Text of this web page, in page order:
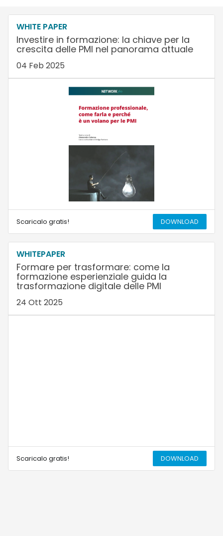
WHITE PAPER
Investire in formazione: la chiave per la
crescita delle PMI nel panorama attuale
04 Feb 2025
Scaricalo gratis! DOWNLOAD
WHITEPAPER
Formare per trasformare: come la
formazione esperienziale guida la
trasformazione digitale delle PMI
24 Ott 2025
Scaricalo gratis! DOWNLOAD